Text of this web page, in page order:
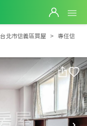
專任信義區吾興大廈
台北市信義區買屋
專任信